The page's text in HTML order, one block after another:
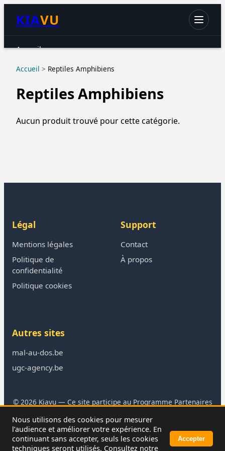
KIAVU
Accueil
Chats
Petits animaux
Oiseaux
Accueil > Reptiles Amphibiens
Reptiles Amphibiens
Aucun produit trouvé pour cette catégorie.
Légal
Mentions légales
Politique de
confidentialité
Politique cookies
Support
Contact
À propos
Autres sites
mal-au-dos.be
ugc-agency.be
© 2026 Kiavu — Ce site participe au Programme Partenaires
En tant que Partenaire Amazon, je réalise un bénéfice sur les
achats remplissant les conditions requises.
Nous utilisons des cookies pour mesurer
l’audience et améliorer votre expérience. En
continuant sans accepter, seuls les cookies
techniques seront utilisés. Consultez notre
Accepter